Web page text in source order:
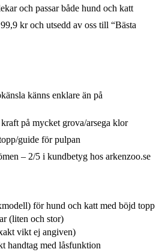
och passar både hund och katt
kr och utsedd av oss till “Bästa
känns enklare än på
på mycket grova/arsega klor
guide för pulpan
– 2/5 i kundbetyg hos arkenzoo.se
för hund och katt med böjd topp
(liten och stor)
vikt ej angiven)
handtag med låsfunktion